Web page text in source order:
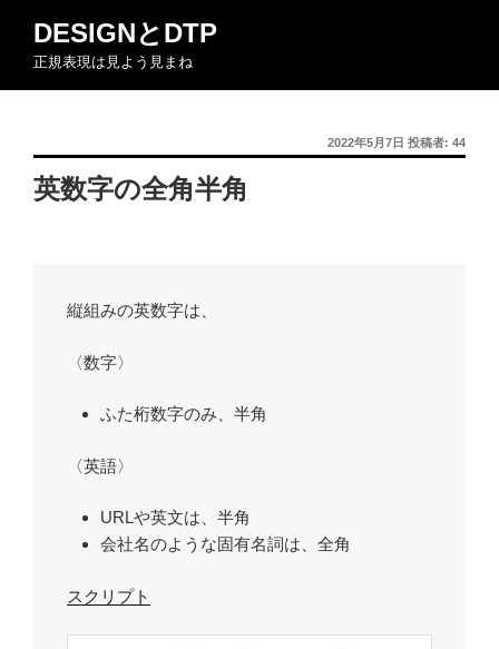
ン
DESIGNとDTP
正規表現は見よう見まね
投
稿
2022年5月7日 投稿者: 44
英数字の全角半角
縦組みの英数字は、
〈数字〉
ふた桁数字のみ、半角
〈英語〉
URLや英文は、半角
会社名のような固有名詞は、全角
スクリプト